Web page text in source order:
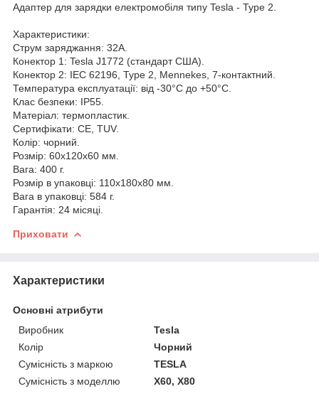
Адаптер для зарядки електромобіля типу Tesla - Type 2.
Характеристики:
Струм заряджання: 32А.
Конектор 1: Tesla J1772 (стандарт США).
Конектор 2: IEC 62196, Type 2, Mennekes, 7-контактний.
Температура експлуатації: від -30°C до +50°C.
Клас безпеки: IP55.
Матеріал: термопластик.
Сертифікати: CE, TUV.
Колір: чорний.
Розмір: 60x120x60 мм.
Вага: 400 г.
Розмір в упаковці: 110x180x80 мм.
Вага в упаковці: 584 г.
Гарантія: 24 місяці.
Приховати
Характеристики
Основні атрибути
Виробник
Tesla
Колір
Чорний
Сумісність з маркою
TESLA
Сумісність з моделлю
X60, X80